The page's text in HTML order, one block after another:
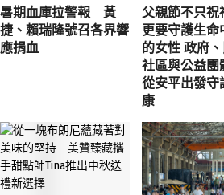
暑期血庫拉警報 黃
捷、賴瑞隆號召各界響
應捐血
父親節不只
更要守護生命
的女性 政府、
社區與公益
從安平出發守
康